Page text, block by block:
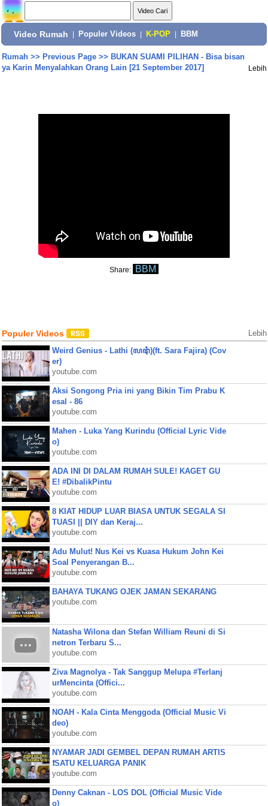
Video Rumah Populer Videos K-POP BBM
Rumah>> Previous Page>> BUKAN SUAMI PILIHAN - Bisa bisan
ya Karin Menyalahkan Orang Lain [21 September 2017]
Lebih
Share: BBM
Populer Videos Lebih
Weird Genius - Lathi (ꦭꦛꦶ)(ft. Sara Fajira) (Cov
er)
youtube.com
Aksi Songong Pria ini yang Bikin Tim Prabu K
esal - 86
youtube.com
Mahen - Luka Yang Kurindu (Official Lyric Vide
o)
youtube.com
ADA INI DI DALAM RUMAH SULE! KAGET GU
E! #DibalikPintu
youtube.com
8 KIAT HIDUP LUAR BIASA UNTUK SEGALA SI
TUASI || DIY dan Keraj...
youtube.com
Adu Mulut! Nus Kei vs Kuasa Hukum John Kei
Soal Penyerangan B...
youtube.com
BAHAYA TUKANG OJEK JAMAN SEKARANG
youtube.com
Natasha Wilona dan Stefan William Reuni di Si
netron Terbaru S...
youtube.com
Ziva Magnolya - Tak Sanggup Melupa #Terlanj
urMencinta (Offici...
youtube.com
NOAH - Kala Cinta Menggoda (Official Music Vi
deo)
youtube.com
NYAMAR JADI GEMBEL DEPAN RUMAH ARTIS
❗SATU KELUARGA PANIK
youtube.com
Denny Caknan - LOS DOL (Official Music Vide
o)